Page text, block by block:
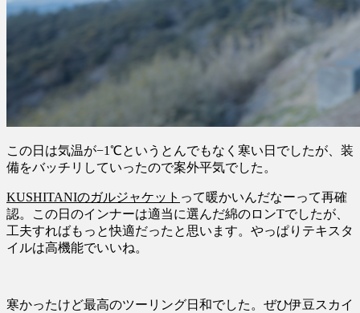
この日は気温が−1℃というとんでもなく寒い日でしたが、装
備をバッチリしていったので案外平気でした。
KUSHITANIのガルジャケット って暖かいんだなーって再確
認。この日のインナーは適当に選んだ綿のロンTでしたが、
工夫すればもっと快適だったと思います。やっぱりテキスタ
イルは高機能でいいね。
寒かったけど最高のツーリング日和でした。ぜひ伊豆スカイ